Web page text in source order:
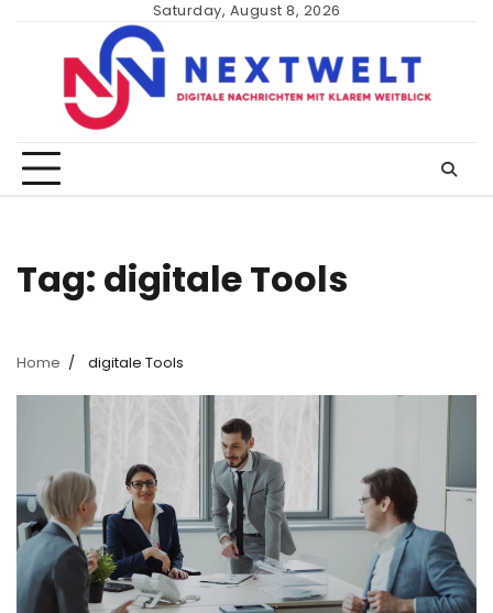
content
Saturday, August 8, 2026
Tag: digitale Tools
Home digitale Tools